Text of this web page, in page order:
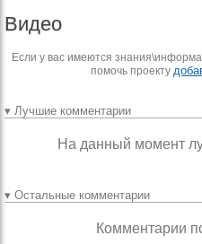
Видео
Если у вас имеются
помочь проекту
▾ Лучшие комментарии
На данный момент
▾ Остальные комментарии
Комментарии